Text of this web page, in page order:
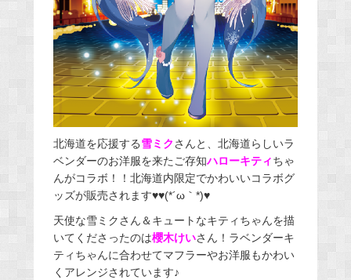
北海道を応援する雪ミクさんと、北海道らしいラ
ベンダーのお洋服を来たご存知ハローキティちゃ
んがコラボ！！北海道内限定でかわいいコラボグ
ッズが販売されます♥♥(*´ω｀*)♥
天使な雪ミクさん＆キュートなキティちゃんを描
いてくださったのは櫻木けいさん！ラベンダーキ
ティちゃんに合わせてマフラーやお洋服もかわい
くアレンジされています♪